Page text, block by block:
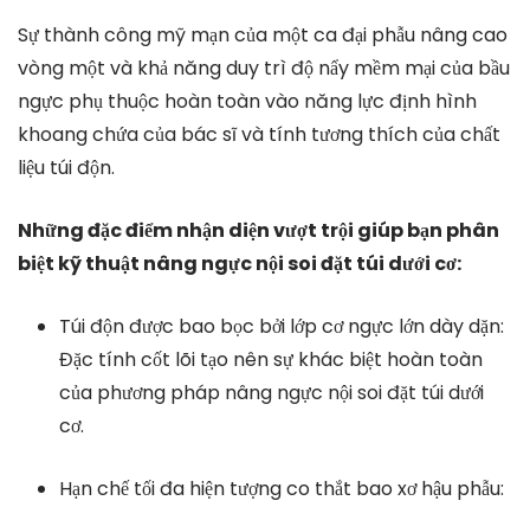
Sự thành công mỹ mạn của một ca đại phẫu nâng cao
vòng một và khả năng duy trì độ nẩy mềm mại của bầu
ngực phụ thuộc hoàn toàn vào năng lực định hình
khoang chứa của bác sĩ và tính tương thích của chất
liệu túi độn.
Những đặc điểm nhận diện vượt trội giúp bạn phân
biệt kỹ thuật nâng ngực nội soi đặt túi dưới cơ:
Túi độn được bao bọc bởi lớp cơ ngực lớn dày dặn:
Đặc tính cốt lõi tạo nên sự khác biệt hoàn toàn
của phương pháp nâng ngực nội soi đặt túi dưới
cơ.
Hạn chế tối đa hiện tượng co thắt bao xơ hậu phẫu: